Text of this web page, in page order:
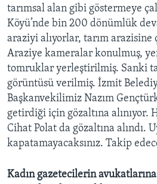
tarımsal alan gibi göstermeye
Köyü’nde bin 200 dönümlük
araziyi alıyorlar, tarım arazisine
Araziye kameralar konulmuş,
tomruklar yerleştirilmiş. Sanki
görüntüsü verilmiş. İzmit
Başkanvekilimiz Nazım
getirdiği için gözaltına alınıyor.
Cihat Polat da gözaltına alındı.
kapatamayacaksınız. Takip
Kadın gazetecilerin